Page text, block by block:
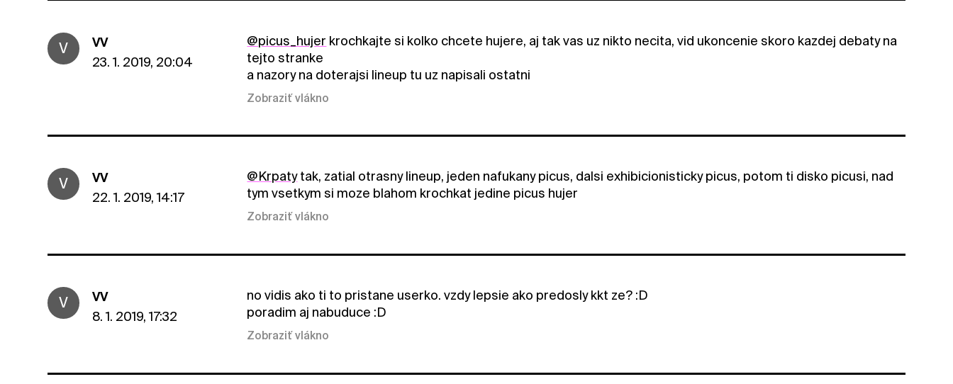
V
VV
23. 1. 2019, 20:04
@picus_hujer krochkajte si kolko chcete hujere, aj tak vas uz nikto necita, vid ukoncenie skoro kazdej debaty na
tejto stranke
a nazory na doterajsi lineup tu uz napisali ostatni
Zobraziť vlákno
V
VV
22. 1. 2019, 14:17
@Krpatytak, zatial otrasny lineup, jeden nafukany picus, dalsi exhibicionisticky picus, potom ti disko picusi, nad
tym vsetkym si moze blahom krochkat jedine picus hujer
Zobraziť vlákno
V
VV
8. 1. 2019, 17:32
no vidis ako ti to pristane userko. vzdy lepsie ako predosly kkt ze? :D
poradim aj nabuduce :D
Zobraziť vlákno